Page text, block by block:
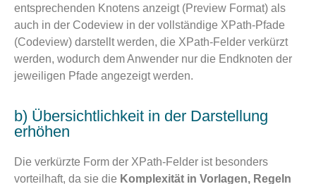
entsprechenden Knotens anzeigt (Preview Format) als
auch in der Codeview in der vollständige XPath-Pfade
(Codeview) darstellt werden, die XPath-Felder verkürzt
werden, wodurch dem Anwender nur die Endknoten der
jeweiligen Pfade angezeigt werden.
b) Übersichtlichkeit in der Darstellung
erhöhen
Die verkürzte Form der XPath-Felder ist besonders
vorteilhaft, da sie die Komplexität in Vorlagen, Regeln